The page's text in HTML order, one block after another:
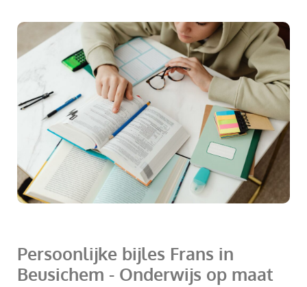
Persoonlijke bijles Frans in
Beusichem - Onderwijs op maat